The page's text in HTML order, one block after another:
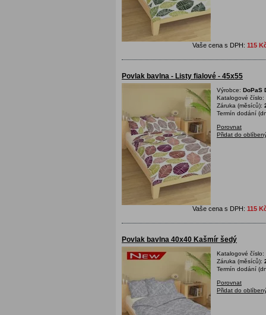
Vaše cena s DPH: 115
Povlak bavlna - Listy fialové - 45x55
Výrobce: DoPaS
Katalogové číslo:
Záruka (měsíců):
Termín dodání
Porovnat
Přidat do
Vaše cena s DPH: 115
Povlak bavlna 40x40 Kašmír šedý
Katalogové číslo:
Záruka (měsíců):
Termín dodání
Porovnat
Přidat do